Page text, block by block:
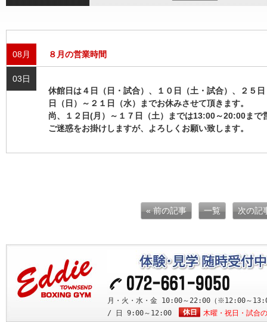
08月 ８月の営業時間
03日
休館日は４日（日・試合）、１０日（土・試合）、２５
日（日）～２１日（水）までお休みさせて頂きます。
尚、１２日(月）～１７日（土）までは13:00～20:00まで
ご迷惑をお掛けしますが、よろしくお願い致します。
« 前の記事 一覧 次の記
月・火・水・金 10:00～22:00（※12:00～
/ 日 9:00～12:00
木曜・祝日・試合